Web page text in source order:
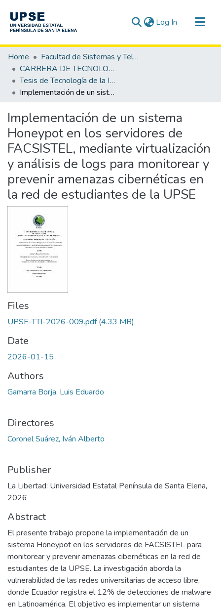
Log In (current)
Communities & Collections
All of DSpace
Statistics
Home
Facultad de Sistemas y Telecomunicaciones
CARRERA DE TECNOLOGÍA DE LA INFORMACIÓN
Tesis de Tecnología de la Información
Implementación de un sistema Honeypot en los servidores de FACSISTEL, mediante virtualización y análisis de logs para monitorear y prevenir amenazas cibernéticas en la red de estudiantes de la UPSE
Implementación de un sistema
Honeypot en los servidores de
FACSISTEL, mediante virtualización
y análisis de logs para monitorear y
prevenir amenazas cibernéticas en
la red de estudiantes de la UPSE
Files
UPSE-TTI-2026-009.pdf(4.33 MB)
Date
2026-01-15
Authors
Gamarra Borja, Luis Eduardo
Directores
Coronel Suárez, Iván Alberto
Publisher
La Libertad: Universidad Estatal Península de Santa Elena,
2026
Abstract
El presente trabajo propone la implementación de un
sistema Honeypot en los servidores de FACSISTEL para
monitorear y prevenir amenazas cibernéticas en la red de
estudiantes de la UPSE. La investigación aborda la
vulnerabilidad de las redes universitarias de acceso libre,
donde Ecuador registra el 12% de detecciones de malware
en Latinoamérica. El objetivo es implementar un sistema